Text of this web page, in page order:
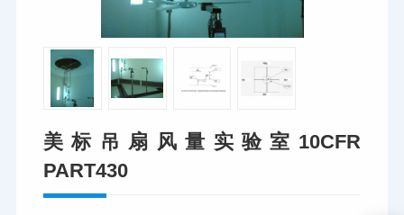
美标吊扇风量实验室10CFR
PART430